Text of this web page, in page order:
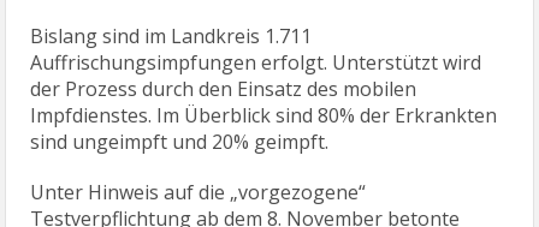
Bislang sind im Landkreis 1.711
Auffrischungsimpfungen erfolgt. Unterstützt wird
der Prozess durch den Einsatz des mobilen
Impfdienstes. Im Überblick sind 80% der Erkrankten
sind ungeimpft und 20% geimpft.
Unter Hinweis auf die „vorgezogene“
Testverpflichtung ab dem 8. November betonte